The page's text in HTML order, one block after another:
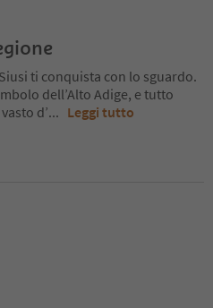
ti conquista con lo sguardo.
dell’Alto Adige, e tutto
d’... Leggi tutto